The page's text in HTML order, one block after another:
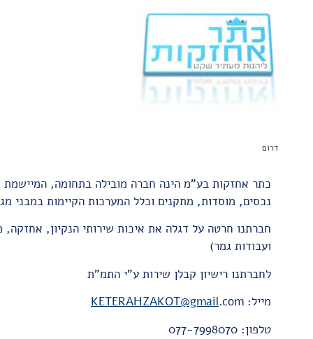
דרום
כתר אחזקות בע"מ הינה חברה מובילה בתחומה, המיישמת
נכסים, מוסדות, מתקנים וכלל המערכות הקיימות במבני
חברתנו חרטה על דגלה את איכות שירותי הנקיון,
ועבודות גמר)
לחברתנו רישיון קבלן שירות ע"י התמ"ת
מייל:
KETERAHZAKOT@gmail.com
טלפון: 077-7998070